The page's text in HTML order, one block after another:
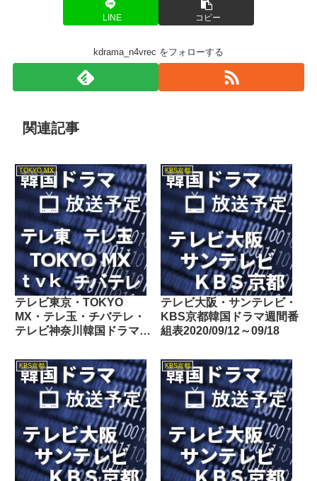
LINE コピー
kdrama_n4vrec をフォローする
関連記事
TOKYO MX
テレビ東京・TOKYO
MX・テレ玉・チバテレ・
テレビ神奈川韓国ドラマ週
06/14
KBS京都
テレビ大阪・サンテレビ・
KBS京都韓国ドラマ週間番
組表2020/09/12～09/18
KBS京都 KBS京都